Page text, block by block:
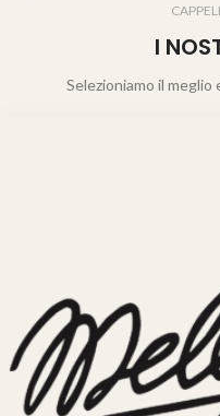
I
Selezioniamo il meglio